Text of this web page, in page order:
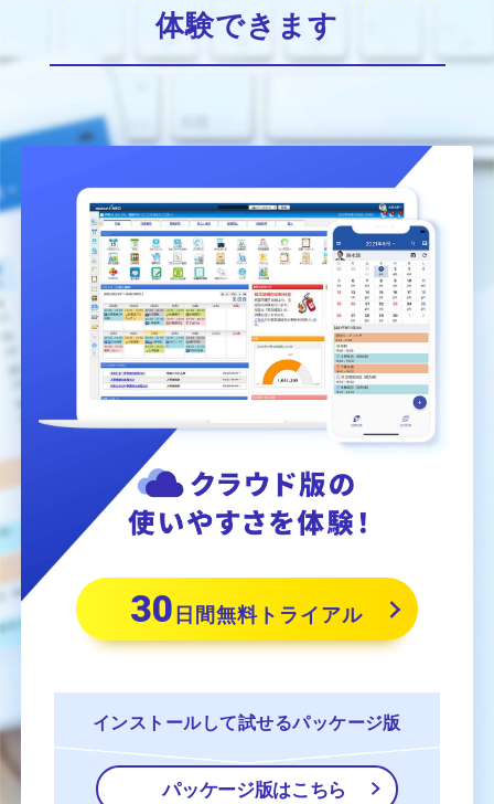
体験できます
30日間無料トライアル
インストールして試せるパッケージ版
パッケージ版はこちら